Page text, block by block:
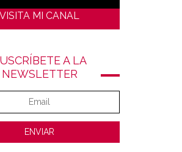
VISITA MI CANAL
A LA
NEWSLETTER